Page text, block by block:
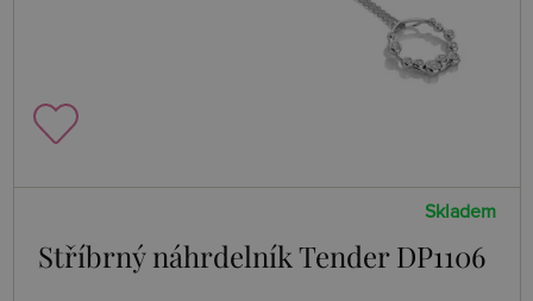
Skladem
Stříbrný náhrdelník Tender DP1106